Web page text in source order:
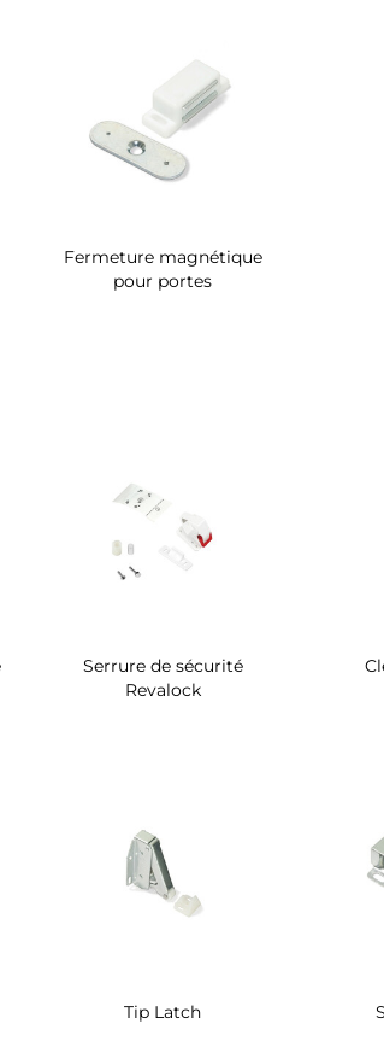
Fermeture magnétique
pour portes
Serrure de sécurité
Revalock
Tip Latch